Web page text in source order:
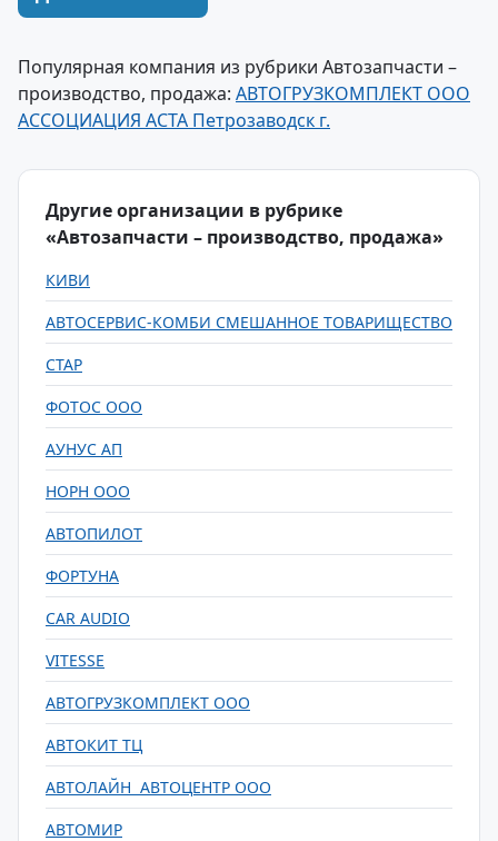
Популярная компания из рубрики Автозапчасти –
производство, продажа: АВТОГРУЗКОМПЛЕКТ ООО
АССОЦИАЦИЯ АСТА Петрозаводск г.
Другие организации в рубрике
«Автозапчасти – производство, продажа»
КИВИ
АВТОСЕРВИС-КОМБИ СМЕШАННОЕ ТОВАРИЩЕСТВО
СТАР
ФОТОС ООО
АУНУС АП
НОРН ООО
АВТОПИЛОТ
ФОРТУНА
CAR AUDIO
VITESSE
АВТОГРУЗКОМПЛЕКТ ООО
АВТОКИТ ТЦ
АВТОЛАЙН АВТОЦЕНТР ООО
АВТОМИР